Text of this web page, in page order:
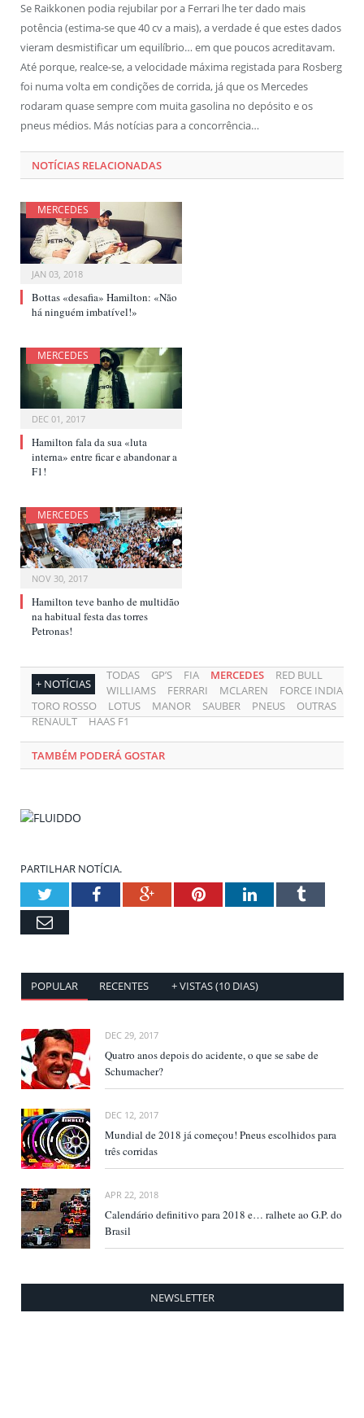
Se Raikkonen podia rejubilar por a Ferrari lhe ter dado mais
potência (estima-se que 40 cv a mais), a verdade é que estes dados
vieram desmistificar um equilíbrio… em que poucos acreditavam.
Até porque, realce-se, a velocidade máxima registada para Rosberg
foi numa volta em condições de corrida, já que os Mercedes
rodaram quase sempre com muita gasolina no depósito e os
pneus médios. Más notícias para a concorrência…
NOTÍCIAS RELACIONADAS
MERCEDES
JAN 03, 2018
Bottas «desafia» Hamilton: «Não
há ninguém imbatível!»
MERCEDES
DEC 01, 2017
Hamilton fala da sua «luta
interna» entre ficar e abandonar a
F1!
MERCEDES
NOV 30, 2017
Hamilton teve banho de multidão
na habitual festa das torres
Petronas!
+ NOTÍCIAS
TODAS GP’S FIA MERCEDES
RED BULL
WILLIAMS
FERRARI MCLAREN
FORCE INDIA
TORO ROSSO
LOTUS MANOR SAUBER PNEUS
OUTRAS
RENAULT
HAAS F1
TAMBÉM PODERÁ GOSTAR
PARTILHAR NOTÍCIA.
TwitterFacebookGoogle+PinterestLinkedInTumblr
Email
POPULAR RECENTES + VISTAS (10 DIAS)
DEC 29, 2017
Quatro anos depois do acidente, o que se sabe de
Schumacher?
DEC 12, 2017
Mundial de 2018 já começou! Pneus escolhidos para
três corridas
APR 22, 2018
Calendário definitivo para 2018 e… ralhete ao G.P. do
Brasil
NEWSLETTER